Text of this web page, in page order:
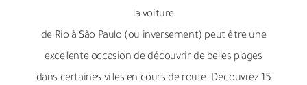
la voiture
de Rio à São Paulo (ou inversement) peut être une
excellente occasion de découvrir de belles plages
dans certaines villes en cours de route. Découvrez 15